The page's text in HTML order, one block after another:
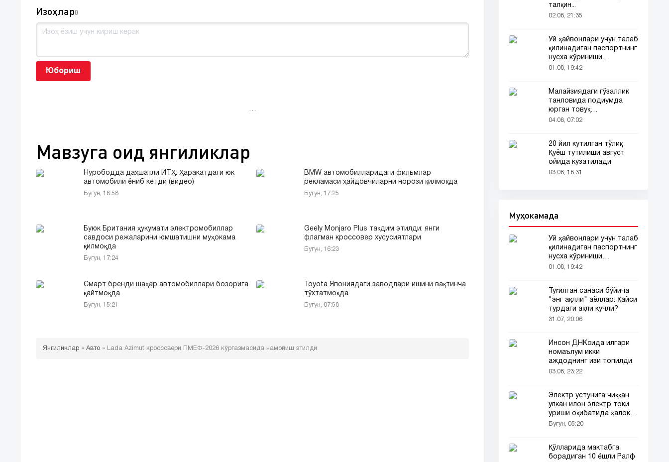
Изоҳлар0
Юбориш
…
Мавзуга оид янгиликлар
Нурободда даҳшатли ЙТҲ: Ҳаракатдаги юк
автомобили ёниб кетди (видео)
Бугун, 18:58
BMW автомобилларидаги фильмлар
рекламаси ҳайдовчиларни норози қилмоқда
Бугун, 17:25
Буюк Британия ҳукумати электромобиллар
савдоси режаларини юмшатишни муҳокама
қилмоқда
Бугун, 17:24
Geely Monjaro Plus тақдим этилди: янги
флагман кроссовер хусусиятлари
Бугун, 16:23
Смарт бренди шаҳар автомобиллари бозорига
қайтмоқда
Бугун, 15:21
Toyota Япониядаги заводлари ишини вақтинча
тўхтатмоқда
Бугун, 07:58
Янгиликлар » Авто » Lada Azimut кроссовери ПМEФ-2026 кўргазмасида намойиш этилди
талқин...
02.08, 21:35
Уй ҳайвонлари учун талаб
қилинадиган паспортнинг
нусха кўриниши
тармоқларда тарқалди
01.08, 19:42
Малайзиядаги гўзаллик
танловида подиумда
юрган товуқ
томошабинлар
04.08, 07:02
20 йил кутилган тўлиқ
Қуёш тутилиши август
ойида кузатилади
03.08, 18:31
Муҳокамада
Уй ҳайвонлари учун талаб
қилинадиган паспортнинг
нусха кўриниши
тармоқларда тарқалди
01.08, 19:42
Туғилган санаси бўйича
"энг ақлли" аёллар: Қайси
турдаги ақли кучли?
31.07, 20:06
Инсон ДНКсида илгари
номаълум икки
аждоднинг изи топилди
03.08, 23:22
Электр устунига чиққан
улкан илон электр токи
уриши оқибатида ҳалок
бўлди
Бугун, 05:20
Қўлларида мактабга
борадиган 10 ёшли Ралф